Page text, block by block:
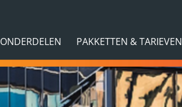
ONDERDELEN PAKKETTEN & TARIEVEN